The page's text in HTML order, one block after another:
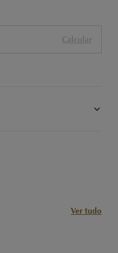
Calcular
melhores avelãs tostadas
Ver tudo